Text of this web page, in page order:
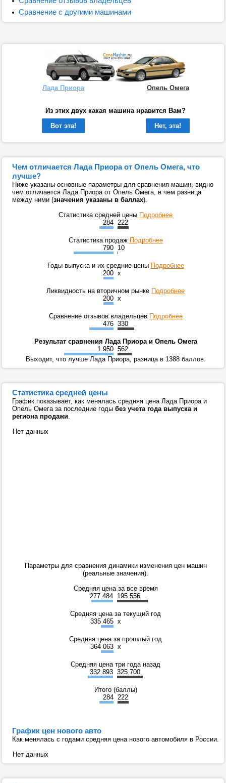
Сравнение с другими машинами
Лада Приора Опель Омега
Из этих двух какая машина нравится Вам?
Вот эта!
Нет, эта!
Чем отличается Лада Приора от Опель Омега, что
лучше?
Ниже указаны основные параметры для сравнения машин, видно
чем отличается Лада Приора от Опель Омега, в чем разница
между ними (значения указаны в баллах).
Статистика средней цены Подробнее
284 222
Статистика продаж Подробнее
790 10
Годы выпуска и их средние цены Подробнее
200 x
Ликвидность на вторичном рынке Подробнее
200 x
Сравнение отзывов владельцев Подробнее
476 330
Результат сравнения Лада Приора и Опель Омега
1 950 562
Выходит, что лучше Лада Приора, разница в 1388 баллов.
Статистика средней цены
График показывает, как менялась средняя цена Лада Приора и
Опель Омега за последние годы без учета года выпуска и
региона продажи.
Нет данных
Параметры для сравнения динамики изменения цен машин
(реальные значения).
Средняя цена за все время
277 484 195 556
Средняя цена за текущий год
335 465 x
Средняя цена за прошлый год
364 063 x
Средняя цена три года назад
332 893 325 700
Итого (баллы)
284 222
График цен нового авто
Как менялась с годами средняя цена нового автомобиля в России.
Нет данных